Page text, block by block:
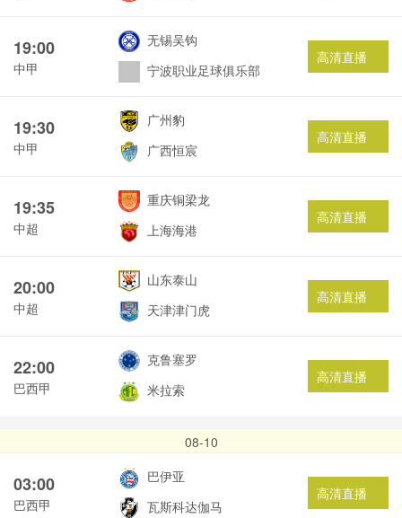
19:00
中甲
无锡吴钩
宁波职业足球俱乐部
高清直播
19:30
中甲
广州豹
广西恒宸
高清直播
19:35
中超
重庆铜梁龙
上海海港
高清直播
20:00
中超
山东泰山
天津津门虎
高清直播
22:00
巴西甲
克鲁塞罗
米拉索
高清直播
08-10
03:00
巴西甲
巴伊亚
瓦斯科达伽马
高清直播